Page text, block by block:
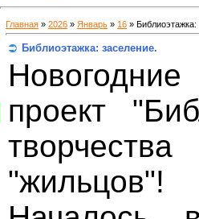
Главная » 2026 » Январь » 16 » Библиоэтажка:
Библиоэтажка: заселение.
проект
"жильцов"!